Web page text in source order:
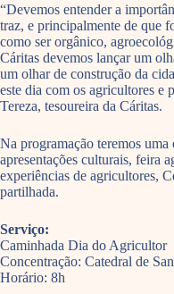
“Devemos entender a
traz, e principalmente de que
como ser orgânico,
Cáritas devemos lançar um
um olhar de construção da
este dia com os agricultores e
Tereza, tesoureira da Cáritas.
Na programação teremos uma
apresentações culturais, feira
experiências de agricultores,
partilhada.
Serviço:
Caminhada Dia do Agricultor
Concentração: Catedral de
Horário: 8h